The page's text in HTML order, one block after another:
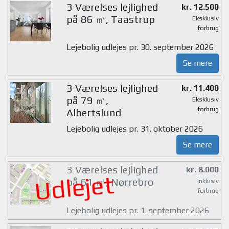
3 Værelses lejlighed
på 86 ㎡, Taastrup
kr. 12.500
Eksklusiv
forbrug
Lejebolig udlejes pr. 30. september 2026
Se mere
3 Værelses lejlighed
på 79 ㎡,
Albertslund
kr. 11.400
Eksklusiv
forbrug
Lejebolig udlejes pr. 31. oktober 2026
Se mere
Udlejet
3 Værelses lejlighed
på 61 ㎡, Nørrebro
kr. 8.000
Inklusiv
forbrug
Lejebolig udlejes pr. 1. september 2026